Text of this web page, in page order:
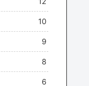
10
9
8
6